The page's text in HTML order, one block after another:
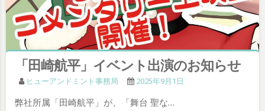
「田崎航平」イベント出演のお知らせ
ヒューアンドミント事務局 2025年9月1日
弊社所属「田崎航平」が、「舞台 聖な…